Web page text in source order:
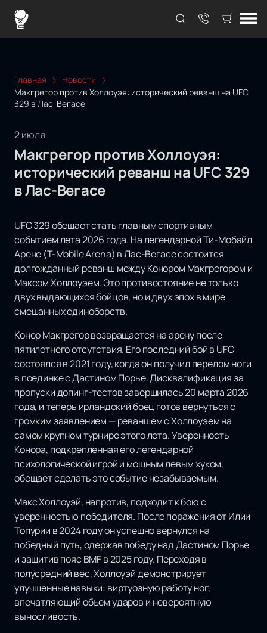
Главная
Новости
Макгрегор против Холлоуэя: исторический реванш на UFC
329 в Лас-Вегасе
2 июля
Макгрегор против Холлоуэя:
исторический реванш на UFC 329
в Лас-Вегасе
UFC 329 обещает стать главным спортивным
событием лета 2026 года. На легендарной Ти-Мобайл
Арене (T-Mobile Arena) в Лас-Вегасе состоится
долгожданный реванш между Конором Макгрегором и
Максом Холлоуэем. Это противостояние не только
двух выдающихся бойцов, но и двух эпох в мире
смешанных единоборств.
Конор Макгрегор возвращается на арену после
пятилетнего отсутствия. Его последний бой в UFC
состоялся в 2021 году, когда он получил перелом ноги
в поединке с Дастином Порье. Дисквалификация за
пропуски допинг-тестов завершилась 20 марта 2026
года, и теперь ирландский боец готов вернуться с
громким заявлением — реваншем с Холлоуэем на
самом крупном турнире этого лета. Уверенность
Конора, подкрепленная его легендарной
психологической игрой и мощным левым хуком,
обещает сделать это событие незабываемым.
Макс Холлоуэй, напротив, подходит к бою с
уверенностью победителя. После поражения от Илии
Топурии в 2024 году он успешно вернулся на
победный путь, одержав победу над Дастином Порье
и защитив пояс BMF в 2025 году. Переходя в
полусредний вес, Холлоуэй демонстрирует
улучшенные навыки: виртуозную работу ног,
впечатляющий объем ударов и невероятную
выносливость.